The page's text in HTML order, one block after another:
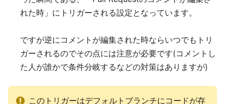
れた時」にトリガーされる設定となっています。
ですが逆にコメントが編集された時ならいつでもトリ
ガーされるのでその点には注意が必要です(コメントし
た人が誰かで条件分岐するなどの対策はありますが)
このトリガーはデフォルトブランチにコードが存